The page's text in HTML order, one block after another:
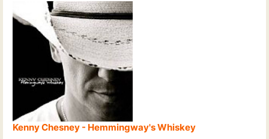
Kenny Chesney - Hemmingway's Whiskey